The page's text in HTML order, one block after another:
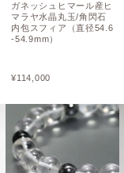
ガネッシュヒマール産ヒ
マラヤ水晶丸玉/角閃石
内包スフィア（直径54.6
-54.9mm）
¥114,000